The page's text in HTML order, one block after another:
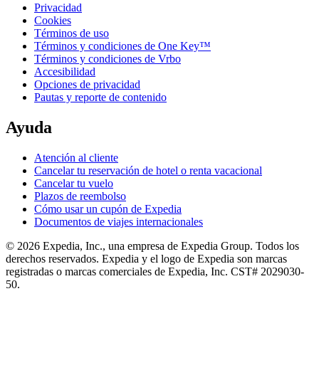
Privacidad
Cookies
Términos de uso
Términos y condiciones de One Key™
Términos y condiciones de Vrbo
Accesibilidad
Opciones de privacidad
Pautas y reporte de contenido
Ayuda
Atención al cliente
Cancelar tu reservación de hotel o renta vacacional
Cancelar tu vuelo
Plazos de reembolso
Cómo usar un cupón de Expedia
Documentos de viajes internacionales
© 2026 Expedia, Inc., una empresa de Expedia Group. Todos los
derechos reservados. Expedia y el logo de Expedia son marcas
registradas o marcas comerciales de Expedia, Inc. CST# 2029030-
50.